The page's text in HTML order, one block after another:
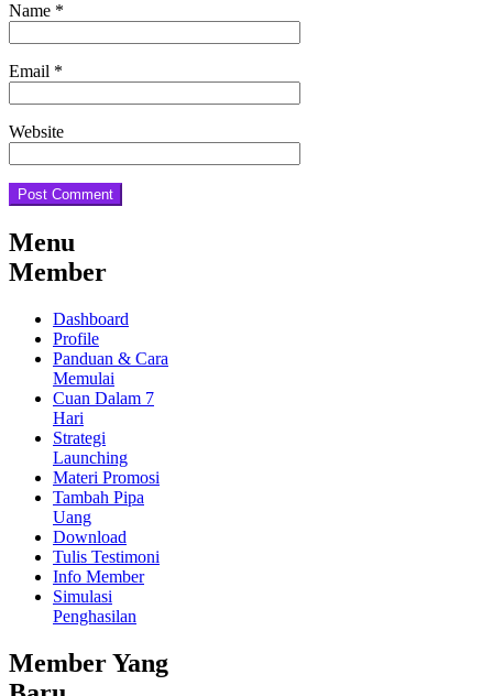
Name *
Email *
Website
Menu
Member
Dashboard
Profile
Panduan & Cara
Memulai
Cuan Dalam 7
Hari
Strategi
Launching
Materi Promosi
Tambah Pipa
Uang
Download
Tulis Testimoni
Info Member
Simulasi
Penghasilan
Member Yang